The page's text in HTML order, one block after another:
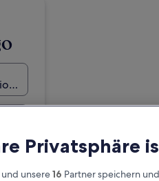
Privatsphäre
unsere16 Partner speichern